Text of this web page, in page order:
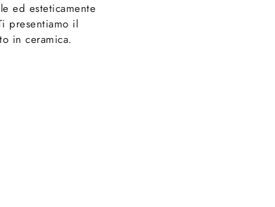
ed esteticamente
presentiamo il
in ceramica.